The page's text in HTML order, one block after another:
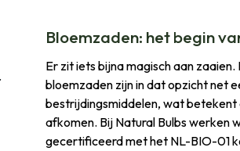
Bloemzaden: het begin
Er zit iets bijna magisch aan
bloemzaden zijn in dat opzicht net
bestrijdingsmiddelen, wat betekent
afkomen. Bij Natural Bulbs werken
gecertificeerd met het NL-BIO-01